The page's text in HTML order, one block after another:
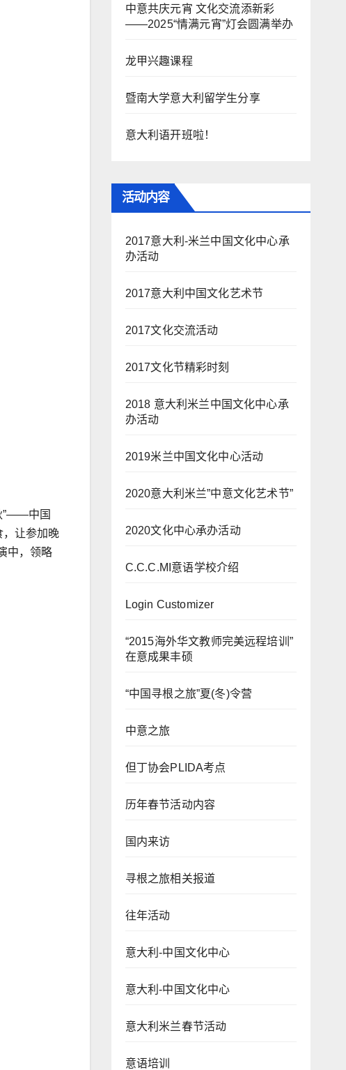
”——中国
，让参加晚
中，领略
中意共庆元宵 文化交流添新彩
——2025“情满元宵”灯会圆满举办
龙甲兴趣课程
暨南大学意大利留学生分享
意大利语开班啦！
活动内容
2017意大利-米兰中国文化中心承
办活动
2017意大利中国文化艺术节
2017文化交流活动
2017文化节精彩时刻
2018 意大利米兰中国文化中心承
办活动
2019米兰中国文化中心活动
2020意大利米兰”中意文化艺术节”
2020文化中心承办活动
C.C.C.MI意语学校介绍
Login Customizer
“2015海外华文教师完美远程培训”
在意成果丰硕
“中国寻根之旅”夏(冬)令营
中意之旅
但丁协会PLIDA考点
历年春节活动内容
国内来访
寻根之旅相关报道
往年活动
意大利-中国文化中心
意大利-中国文化中心
意大利米兰春节活动
意语培训